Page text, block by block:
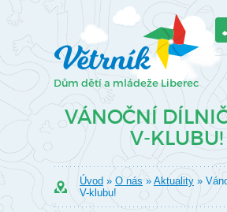
VÁNOČNÍ
V-KLUBU!
Úvod » O nás» Aktuality »
V-klubu!